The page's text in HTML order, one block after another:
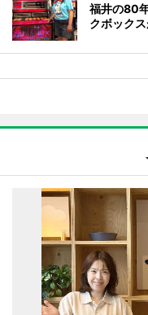
福井の80
クボック